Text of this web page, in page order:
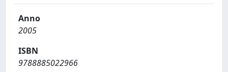
Anno
2005
ISBN
9788885022966